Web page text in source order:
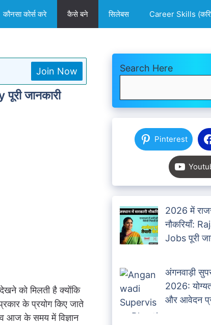
कौनसा कोर्स करे कैसे बने सिलेबस Career Skills
Join Now
जानकारी
को मिलती है क्योंकि
के प्रयोग किए जाते
आज के समय में विज्ञान
Search Here
Pinterest
2026 में
नौकरियाँ:
Jobs पूरी
अंगनवाड़ी
2026:
और आवेदन